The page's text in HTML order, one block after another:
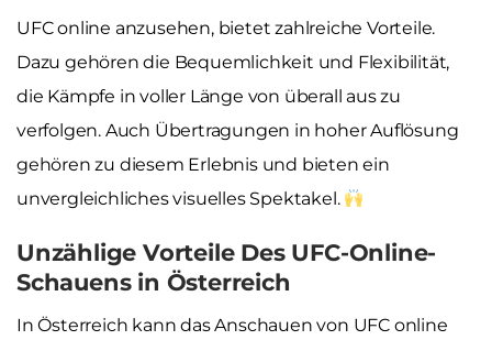
UFC online anzusehen, bietet zahlreiche Vorteile.
Dazu gehören die Bequemlichkeit und Flexibilität,
die Kämpfe in voller Länge von überall aus zu
verfolgen. Auch Übertragungen in hoher Auflösung
gehören zu diesem Erlebnis und bieten ein
unvergleichliches visuelles Spektakel.
Unzählige Vorteile Des UFC-Online-
Schauens in Österreich
In Österreich kann das Anschauen von UFC online